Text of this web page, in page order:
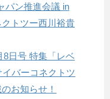
パン推進会議 in
トツー西川裕貴
8日号 特集「レベ
バーコネクトツ
お知らせ！